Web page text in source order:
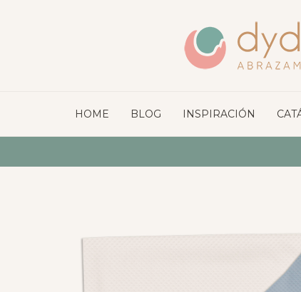
HOME BLOG INSPIRACIÓN